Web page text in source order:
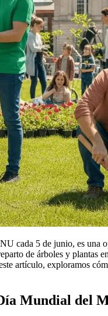
cada 5 de junio, es una
de árboles y plantas
artículo, exploramos
Mundial del